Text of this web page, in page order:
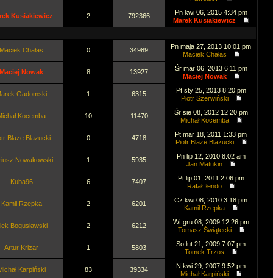
Kusiakiewicz 2 792366
Pn kwi 06, 2015 4:34 pm
Marek Kusiakiewicz
Maciek Chałas 0 34989
Pn maja 27, 2013 10:01 pm
Maciek Chałas
Maciej Nowak 8 13927
Śr mar 06, 2013 6:11 pm
Maciej Nowak
Gadomski 1 6315
Pt sty 25, 2013 8:20 pm
Piotr Szerwiński
Kocemba 10 11470
Śr sie 08, 2012 12:20 pm
Michał Kocemba
Blaze Blazucki 0 4718
Pt mar 18, 2011 1:33 pm
Piotr Blaze Blazucki
Nowakowski 1 5935
Pn lip 12, 2010 8:02 am
Jan Matukin
Kuba96 6 7407
Pt lip 01, 2011 2:06 pm
Rafał Iłendo
Kamil Rzepka 2 6201
Cz kwi 08, 2010 3:18 pm
Kamil Rzepka
Bogusławski 2 6212
Wt gru 08, 2009 12:26 pm
Tomasz Świątecki
Artur Krizar 1 5803
So lut 21, 2009 7:07 pm
Tomek Trzos
Karpiński 83 39334
N kwi 29, 2007 9:52 pm
Michał Karpiński